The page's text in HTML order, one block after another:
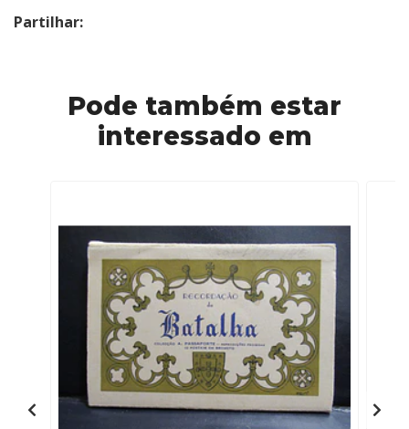
Partilhar:
Pode também estar
interessado em